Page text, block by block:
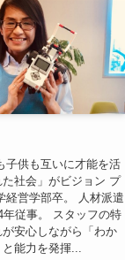
供も互いに才能を活
社会」がビジョン プ
経営学部卒。 人材派遣
従事。 スタッフの特
安心しながら「わか
能力を発揮...